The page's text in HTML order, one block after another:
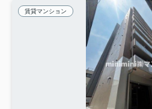
賃貸マンション